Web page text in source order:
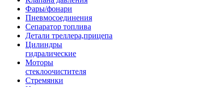
Фары/фонари
Пневмосоединения
Сепаратор топлива
Детали треллера,прицепа
Цилиндры
гидралические
Моторы
стеклоочистителя
Стремянки